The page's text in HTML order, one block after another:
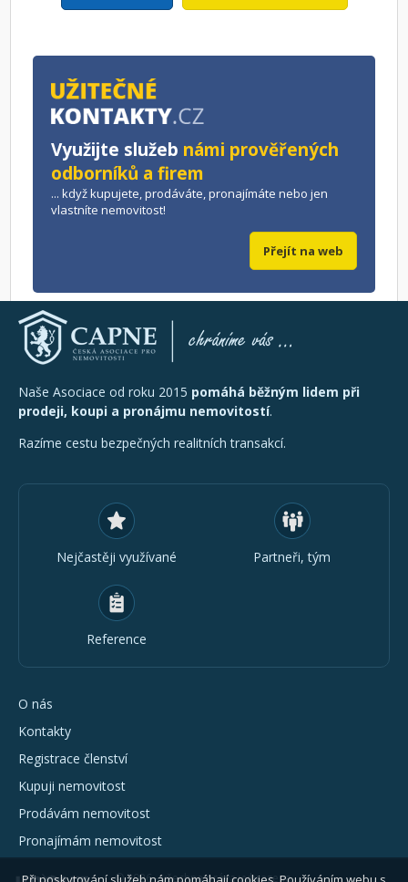
Využijte služeb námi prověřených
odborníků a firem
... když kupujete, prodáváte, pronajímáte nebo jen
vlastníte nemovitost!
Přejít na web
Naše Asociace od roku 2015 pomáhá běžným lidem při
prodeji, koupi a pronájmu nemovitostí.
Razíme cestu bezpečných realitních transakcí.
Nejčastěji využívané Partneři, tým
Reference
O nás
Kontakty
Registrace členství
Kupuji nemovitost
Prodávám nemovitost
Pronajímám nemovitost
© 2026 - všechna práva vyhrazena